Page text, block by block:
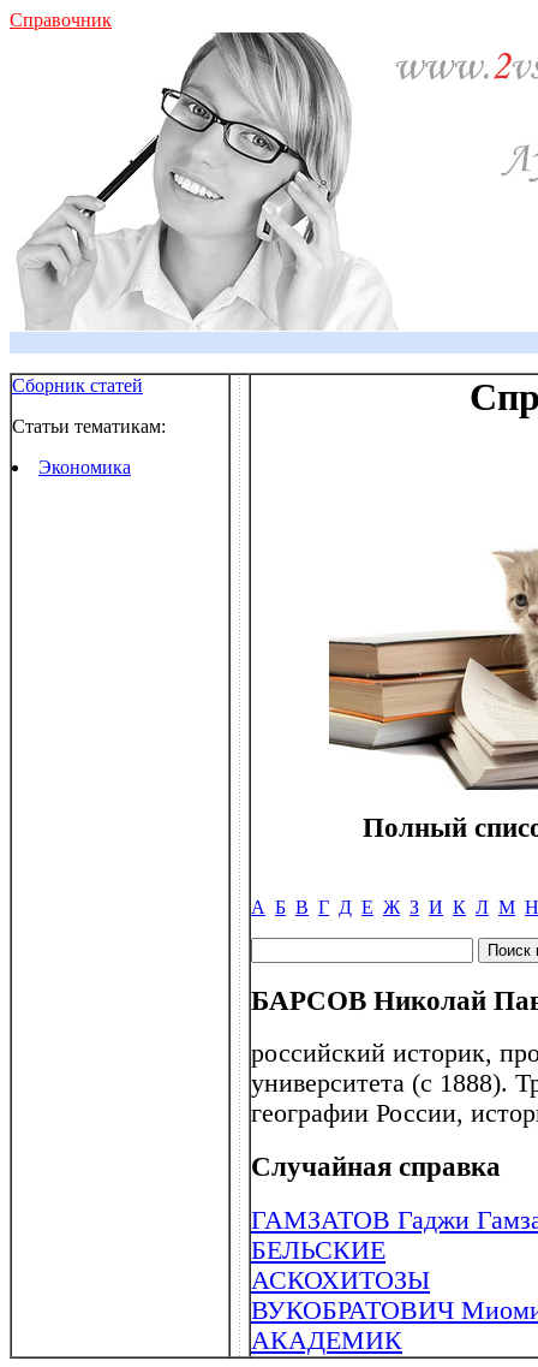
Справочник
Сборник статей
Статьи тематикам:
Экономика
Полный
А Б В Г Д Е Ж З И К Л М Н
БАРСОВ Николай
российский историк,
университета (с 1888).
географии России,
Случайная справка
ГАМЗАТОВ Гаджи
БЕЛЬСКИЕ
АСКОХИТОЗЫ
ВУКОБРАТОВИЧ
АКАДЕМИК